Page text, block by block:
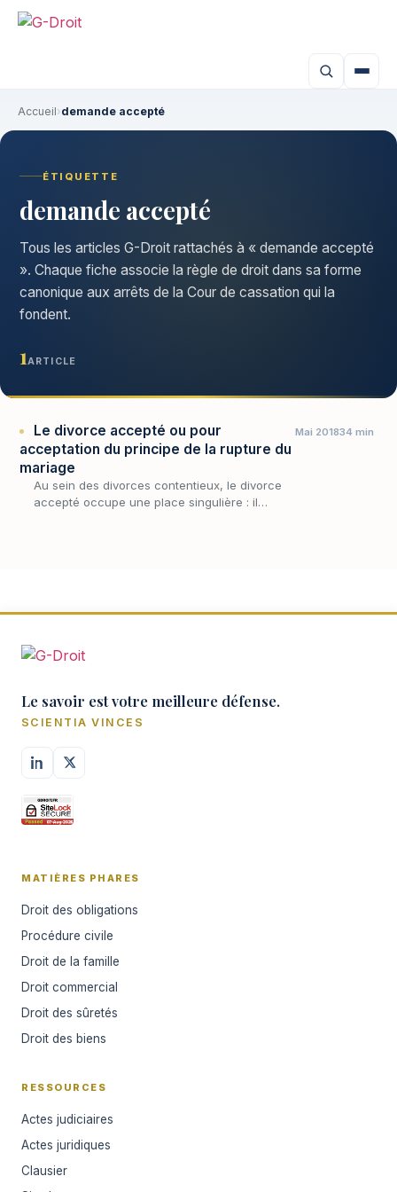
Accueil›demande accepté
ÉTIQUETTE
demande accepté
Tous les articles G-Droit rattachés à « demande accepté
». Chaque fiche associe la règle de droit dans sa forme
canonique aux arrêts de la Cour de cassation qui la
fondent.
1 ARTICLE
Le divorce accepté ou pour
acceptation du principe de la rupture du
mariage
Au sein des divorces contentieux, le divorce
accepté occupe une place singulière : il
Mai 201834 min
Le savoir est votre meilleure défense.
SCIENTIA VINCES
MATIÈRES PHARES
Droit des obligations
Procédure civile
Droit de la famille
Droit commercial
Droit des sûretés
Droit des biens
RESSOURCES
Actes judiciaires
Actes juridiques
Clausier